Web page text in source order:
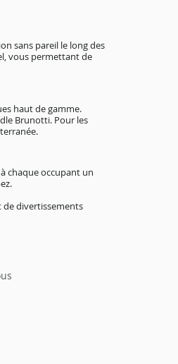
sans pareil le long des
vous permettant de
haut de gamme.
Brunotti. Pour les
chaque occupant un
de divertissements